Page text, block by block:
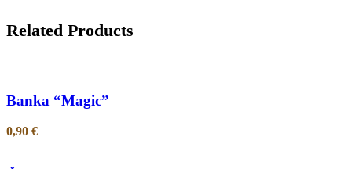
Related Products
Banka “Magic”
0,90 €